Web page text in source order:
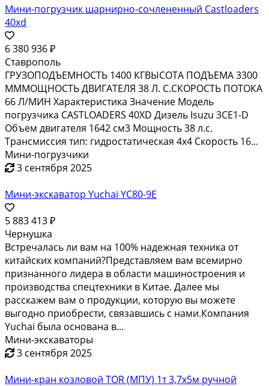
Мини-погрузчик шарнирно-сочлененный Castloaders
40xd
6 380 936 ₽
Ставрополь
ГРУЗОПОДЪЕМНОСТЬ 1400 КГВЫСОТА ПОДЪЕМА 3300
МММОЩНОСТЬ ДВИГАТЕЛЯ 38 Л. С.СКОРОСТЬ ПОТОКА
66 Л/МИН Характеристика Значение Модель
погрузчика CASTLOADERS 40XD Дизель Isuzu 3CE1-D
Объем двигателя 1642 см3 Мощность 38 л.с.
Трансмиссия тип: гидростатическая 4x4 Скорость 16...
Мини-погрузчики
3 сентября 2025
Мини-экскаватор Yuchai YC80-9E
5 883 413 ₽
Чернушка
Встречалась ли вам на 100% надежная техника от
китайских компаний?Представляем вам всемирно
признанного лидера в области машиностроения и
производства спецтехники в Китае. Далее мы
расскажем вам о продукции, которую вы можете
выгодно приобрести, связавшись с нами.Компания
Yuchai была основана в...
Мини-экскаваторы
3 сентября 2025
Мини-кран козловой TOR (МПУ) 1т 3,7х5м ручной